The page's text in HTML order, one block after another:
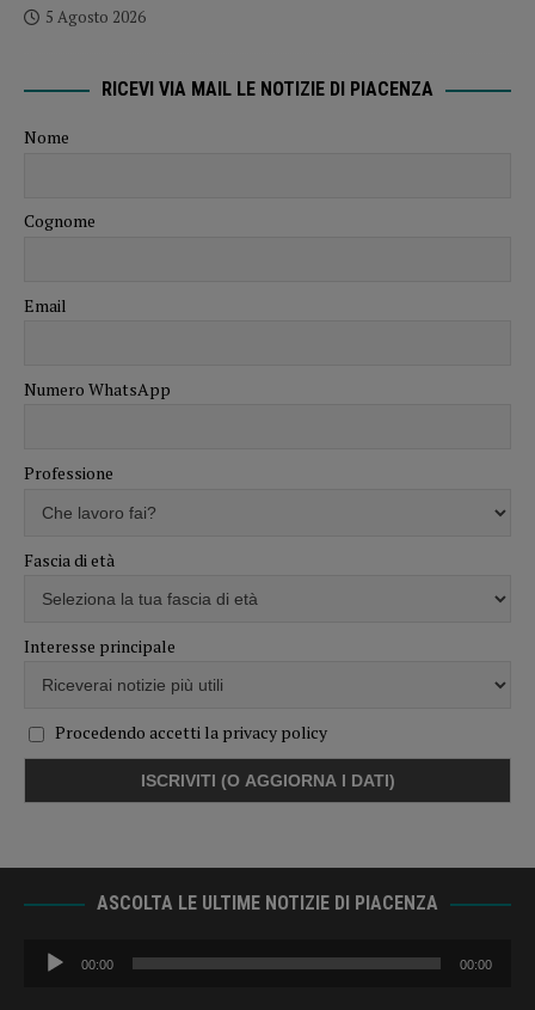
5 Agosto 2026
RICEVI VIA MAIL LE NOTIZIE DI PIACENZA
Nome
Cognome
Email
Numero WhatsApp
Professione
Fascia di età
Interesse principale
Procedendo accetti la privacy policy
ASCOLTA LE ULTIME NOTIZIE DI PIACENZA
Audio
Player
00:00 00:00